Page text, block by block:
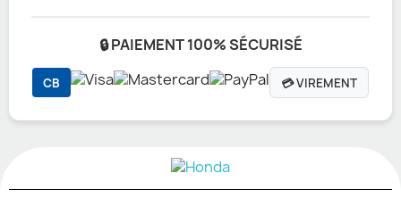
🔒 PAIEMENT 100% SÉCURISÉ
CB 💳 VIREMENT